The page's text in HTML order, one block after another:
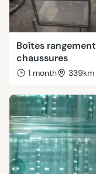
Boîtes rangement
chaussures
1 month 339km